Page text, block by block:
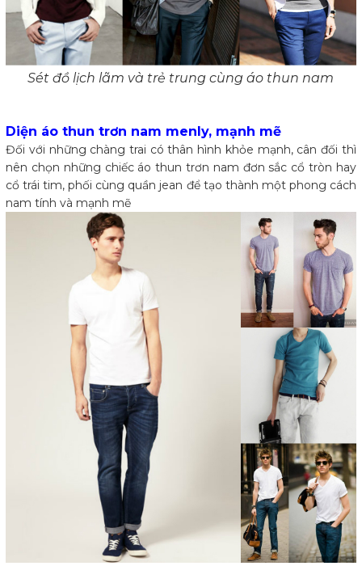
Sét đồ lịch lãm và trẻ trung cùng áo thun nam
Diện áo thun trơn nam menly, mạnh mẽ
Đối với những chàng trai có thân hình khỏe mạnh, cân đối thì
nên chọn những chiếc áo thun trơn nam đơn sắc cổ tròn hay
cổ trái tim, phối cùng quần jean để tạo thành một phong cách
nam tính và mạnh mẽ